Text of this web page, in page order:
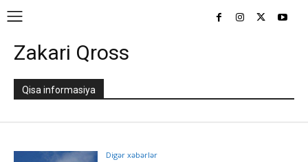
Zakari Qross
Qisa informasiya
Digər xəbərlər